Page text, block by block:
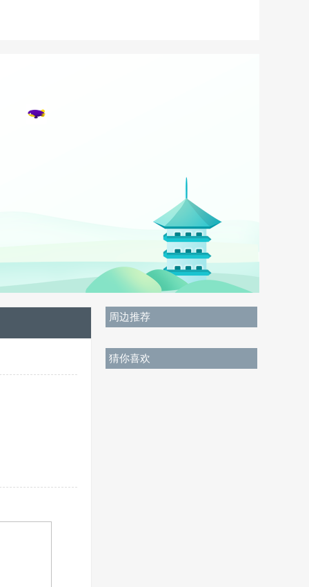
周边推荐
猜你喜欢